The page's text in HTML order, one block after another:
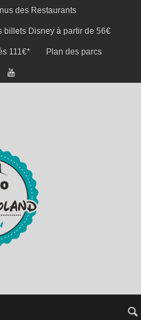
des Restaurants
billets Disney à partir de 56€
111€* Plan des parcs